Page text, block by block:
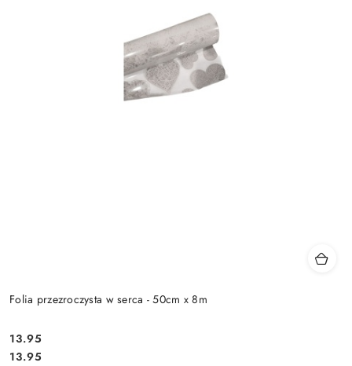
Folia przezroczysta w serca - 50cm x 8m
Cena:
13.95
Cena:
13.95